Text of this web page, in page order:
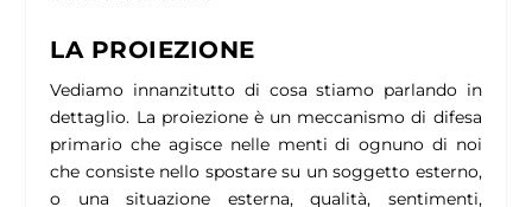
LA PROIEZIONE
Vediamo innanzitutto di cosa stiamo parlando in
dettaglio. La proiezione è un meccanismo di difesa
primario che agisce nelle menti di ognuno di noi
che consiste nello spostare su un soggetto esterno,
o una situazione esterna, qualità, sentimenti,